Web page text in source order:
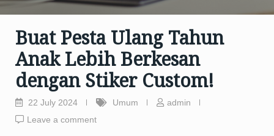
Buat Pesta Ulang Tahun
Anak Lebih Berkesan
dengan Stiker Custom!
22 July 2024 Umum
admin
Leave a comment